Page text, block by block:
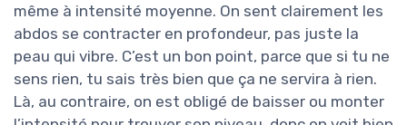
même à intensité moyenne. On sent clairement les
abdos se contracter en profondeur, pas juste la
peau qui vibre. C’est un bon point, parce que si tu ne
sens rien, tu sais très bien que ça ne servira à rien.
Là, au contraire, on est obligé de baisser ou monter